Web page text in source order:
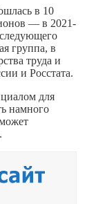
в 10
— в 2021-
группа, в
труда и
и Росстата.
для
намного